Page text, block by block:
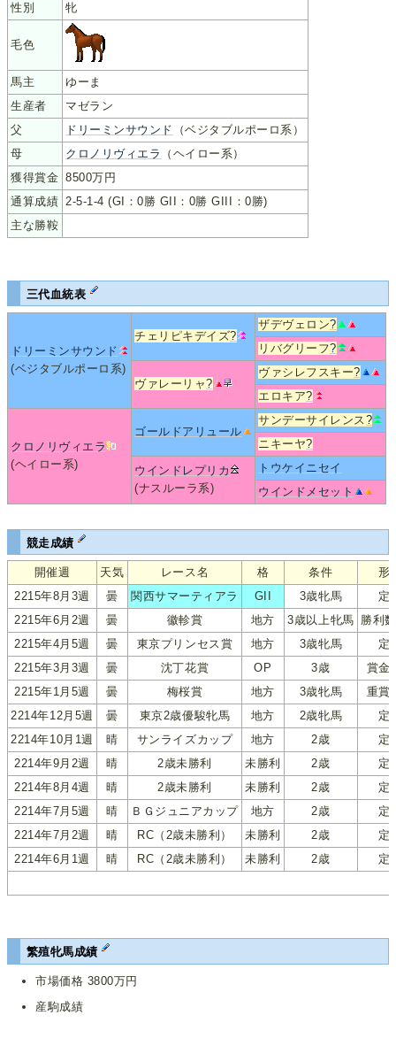
性別
牝
毛色
馬主
ゆーま
生産者
マゼラン
父
ドリーミンサウンド
（ベジタブルポーロ系）
母
クロノリヴィエラ
（ヘイロー系）
獲得賞金 8500万円
通算成績 2-5-1-4 (GI：0勝 GII：0勝 GIII：0勝)
主な勝鞍
三代血統表
ドリーミンサウンド
(ベジタブルポーロ系)
チェリピキデイズ?
ザデヴェロン?
リバグリーフ?
ヴァレーリャ?
ヴァシレフスキー?
エロキア?
クロノリヴィエラ
(ヘイロー系)
ゴールドアリュール
サンデーサイレンス ?
ニキーヤ?
ウインドレプリカ
(ナスルーラ系)
トウケイニセイ
ウインドメセット
競走成績
開催週 天気 レース名 格 条件
形
2215年8月3週
曇 関西サマーティアラ GII 3歳牝馬
定
2215年6月2週
曇 徽軫賞 地方 3歳以上牝馬 勝利
2215年4月5週
曇 東京プリンセス賞 地方 3歳牝馬
定
2215年3月3週
曇 沈丁花賞 OP 3歳
賞金
2215年1月5週
曇 梅桜賞 地方 3歳牝馬
重賞
2214年12月5週
曇 東京2歳優駿牝馬 地方 2歳牝馬
定
2214年10月1週
晴 サンライズカップ 地方 2歳
定
2214年9月2週
晴 2歳未勝利 未勝利 2歳
定
2214年8月4週
晴 2歳未勝利 未勝利 2歳
定
2214年7月5週
晴 ＢＧジュニアカップ 地方 2歳
定
2214年7月2週
晴 RC（2歳未勝利） 未勝利 2歳
定
2214年6月1週
晴 RC（2歳未勝利） 未勝利 2歳 定
繁殖牝馬成績
市場価格 3800万円
産駒成績